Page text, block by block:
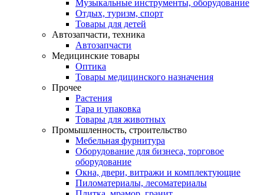
Музыкальные инструменты, оборудование
Отдых, туризм, спорт
Товары для детей
Автозапчасти, техника
Автозапчасти
Медицинские товары
Оптика
Товары медицинского назначения
Прочее
Растения
Тара и упаковка
Товары для животных
Промышленность, строительство
Мебельная фурнитура
Оборудование для бизнеса, торговое
оборудование
Окна, двери, витражи и комплектующие
Пиломатериалы, лесоматериалы